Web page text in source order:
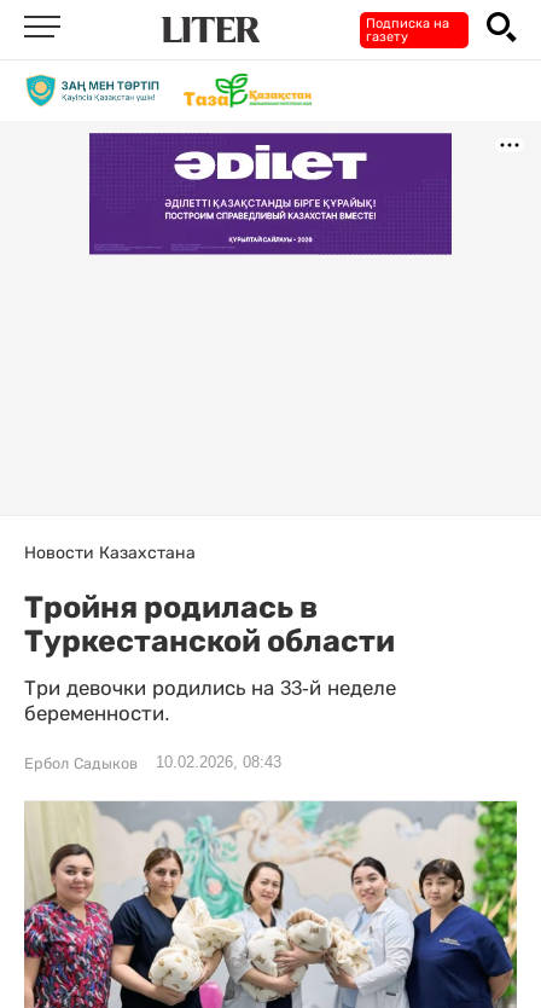
Подписка на
газету
Новости Казахстана
Тройня родилась в
Туркестанской области
Три девочки родились на 33-й неделе
беременности.
Ербол Садыков 10.02.2026, 08:43